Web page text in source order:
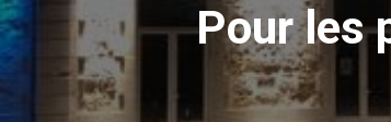
Pour les